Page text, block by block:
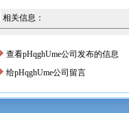
相关信息：
查看pHqghUme公司发布的信息
给pHqghUme公司留言